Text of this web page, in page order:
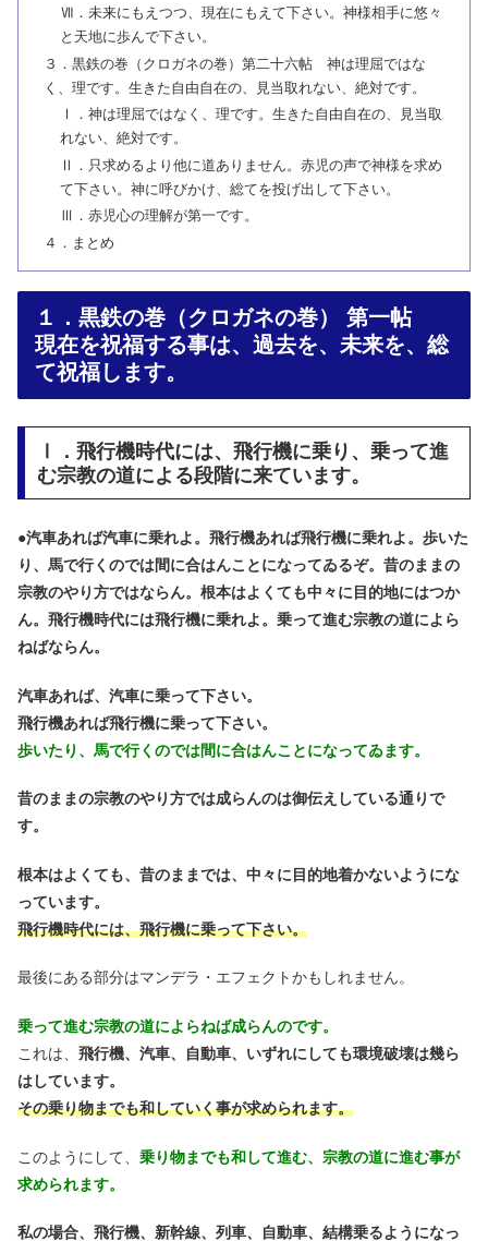
Ⅶ．未来にもえつつ、現在にもえて下さい。神様相手に悠々
と天地に歩んで下さい。
３．黒鉄の巻（クロガネの巻）第二十六帖 神は理屈ではな
く、理です。生きた自由自在の、見当取れない、絶対です。
Ⅰ．神は理屈ではなく、理です。生きた自由自在の、見当取
れない、絶対です。
Ⅱ．只求めるより他に道ありません。赤児の声で神様を求め
て下さい。神に呼びかけ、総てを投げ出して下さい。
Ⅲ．赤児心の理解が第一です。
４．まとめ
１．黒鉄の巻（クロガネの巻） 第一帖
現在を祝福する事は、過去を、未来を、総
て祝福します。
Ⅰ．飛行機時代には、飛行機に乗り、乗って進
む宗教の道による段階に来ています。
●汽車あれば汽車に乗れよ。飛行機あれば飛行機に乗れよ。歩いた
り、馬で行くのでは間に合はんことになってゐるぞ。昔のままの
宗教のやり方ではならん。根本はよくても中々に目的地にはつか
ん。飛行機時代には飛行機に乗れよ。乗って進む宗教の道によら
ねばならん。
汽車あれば、汽車に乗って下さい。
飛行機あれば飛行機に乗って下さい。
歩いたり、馬で行くのでは間に合はんことになってゐます。
昔のままの宗教のやり方では成らんのは御伝えしている通りで
す。
根本はよくても、昔のままでは、中々に目的地着かないようにな
っています。
飛行機時代には、飛行機に乗って下さい。
最後にある部分はマンデラ・エフェクトかもしれません。
乗って進む宗教の道によらねば成らんのです。
これは、 飛行機、汽車、自動車、いずれにしても環境破壊は幾ら
はしています。
その乗り物までも和していく事が求められます。
このようにして、 乗り物までも和して進む、宗教の道に進む事が
求められます。
私の場合、飛行機、新幹線、列車、自動車、結構乗るようになっ